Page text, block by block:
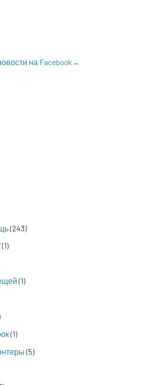
(243)
(1)
(1)
(1)
(5)
на Facebook→